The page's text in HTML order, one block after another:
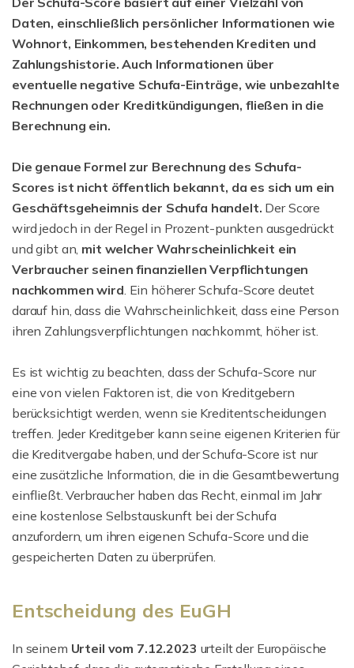
Daten, einschließlich persönlicher Informationen wie
Wohnort, Einkommen, bestehenden Krediten und
Zahlungshistorie. Auch Informationen über
eventuelle negative Schufa-Einträge, wie unbezahlte
Rechnungen oder Kreditkündigungen, fließen in die
Berechnung ein.
Die genaue Formel zur Berechnung des Schufa-
Scores ist nicht öffentlich bekannt, da es sich um ein
Geschäftsgeheimnis der Schufa handelt. Der Score
wird jedoch in der Regel in Prozent-punkten ausgedrückt
und gibt an, mit welcher Wahrscheinlichkeit ein
Verbraucher seinen finanziellen Verpflichtungen
nachkommen wird. Ein höherer Schufa-Score deutet
darauf hin, dass die Wahrscheinlichkeit, dass eine Person
ihren Zahlungsverpflichtungen nachkommt, höher ist.
Es ist wichtig zu beachten, dass der Schufa-Score nur
eine von vielen Faktoren ist, die von Kreditgebern
berücksichtigt werden, wenn sie Kreditentscheidungen
treffen. Jeder Kreditgeber kann seine eigenen Kriterien für
die Kreditvergabe haben, und der Schufa-Score ist nur
eine zusätzliche Information, die in die Gesamtbewertung
einfließt. Verbraucher haben das Recht, einmal im Jahr
eine kostenlose Selbstauskunft bei der Schufa
anzufordern, um ihren eigenen Schufa-Score und die
gespeicherten Daten zu überprüfen.
Entscheidung des EuGH
In seinem Urteil vom 7.12.2023 urteilt der Europäische